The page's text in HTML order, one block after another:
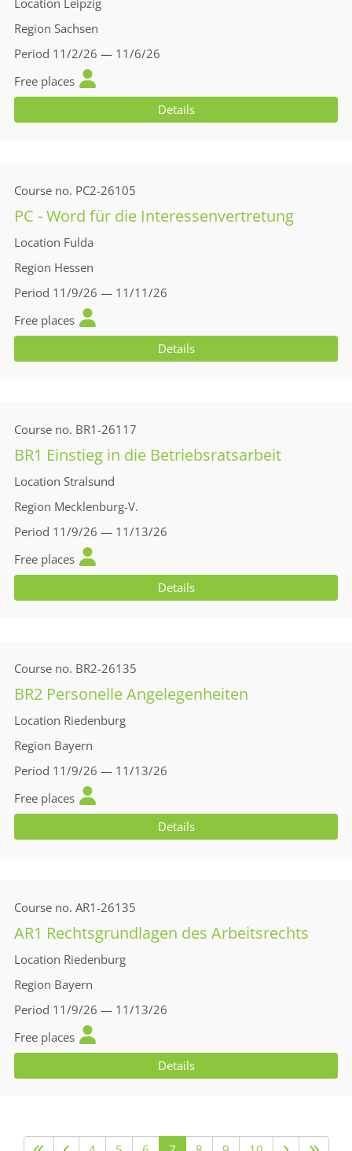
Location Leipzig
Region Sachsen
Period 11/2/26 — 11/6/26
Free places
Details
Course no. PC2-26105
PC - Word für die Interessenvertretung
Location Fulda
Region Hessen
Period 11/9/26 — 11/11/26
Free places
Details
Course no. BR1-26117
BR1 Einstieg in die Betriebsratsarbeit
Location Stralsund
Region Mecklenburg-V.
Period 11/9/26 — 11/13/26
Free places
Details
Course no. BR2-26135
BR2 Personelle Angelegenheiten
Location Riedenburg
Region Bayern
Period 11/9/26 — 11/13/26
Free places
Details
Course no. AR1-26135
AR1 Rechtsgrundlagen des Arbeitsrechts
Location Riedenburg
Region Bayern
Period 11/9/26 — 11/13/26
Free places
Details